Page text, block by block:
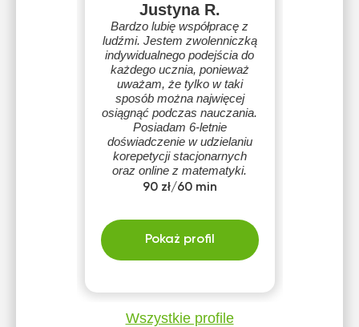
Justyna R.
Bardzo lubię współpracę z
ludźmi. Jestem zwolenniczką
indywidualnego podejścia do
każdego ucznia, ponieważ
uważam, że tylko w taki
sposób można najwięcej
osiągnąć podczas nauczania.
Posiadam 6-letnie
doświadczenie w udzielaniu
korepetycji stacjonarnych
oraz online z matematyki.
Ukończyłam studia na
90 zł/60 min
Pokaż profil
Wszystkie profile